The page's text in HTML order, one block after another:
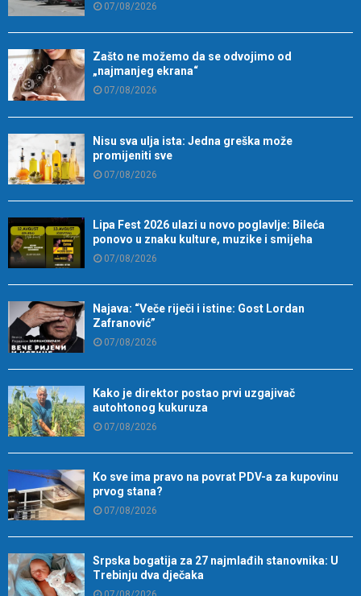
07/08/2026
Zašto ne možemo da se odvojimo od
„najmanjeg ekrana“
07/08/2026
Nisu sva ulja ista: Jedna greška može
promijeniti sve
07/08/2026
Lipa Fest 2026 ulazi u novo poglavlje: Bileća
ponovo u znaku kulture, muzike i smijeha
07/08/2026
Najava: “Veče riječi i istine: Gost Lordan
Zafranović”
07/08/2026
Kako je direktor postao prvi uzgajivač
autohtonog kukuruza
07/08/2026
Ko sve ima pravo na povrat PDV-a za kupovinu
prvog stana?
07/08/2026
Srpska bogatija za 27 najmlađih stanovnika: U
Trebinju dva dječaka